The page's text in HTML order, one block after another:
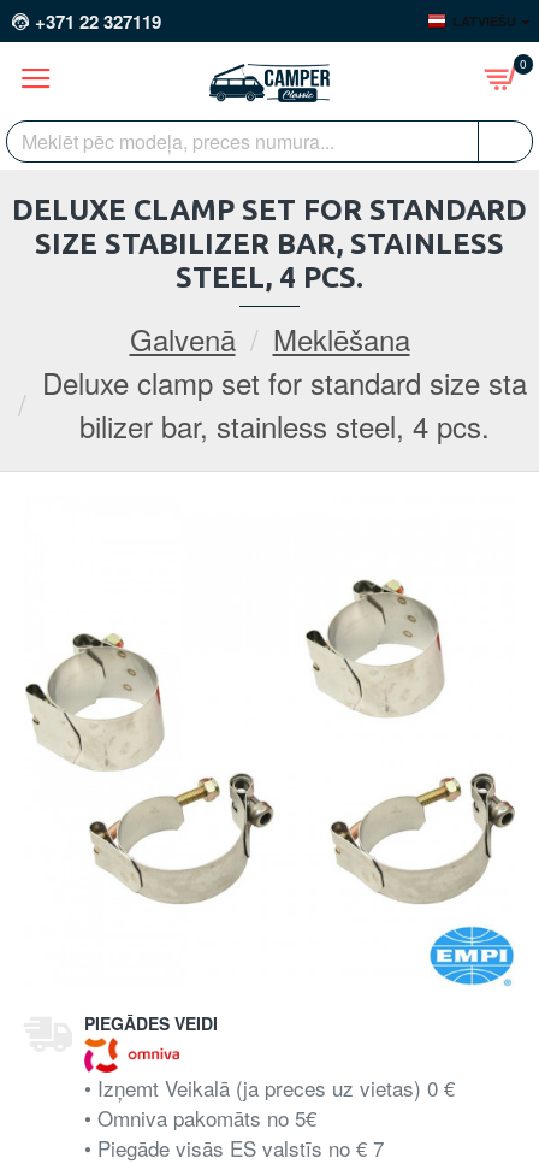
+371 22 327119 LATVIEŠU
0
Galvenā
Meklēšana
Deluxe clamp set for standard size sta
bilizer bar, stainless steel, 4 pcs.
DELUXE CLAMP SET FOR STANDARD
SIZE STABILIZER BAR, STAINLESS
STEEL, 4 PCS.
PIEGĀDES VEIDI
• Izņemt Veikalā (ja preces uz vietas) 0 €
• Omniva pakomāts no 5€
• Piegāde visās ES valstīs no € 7